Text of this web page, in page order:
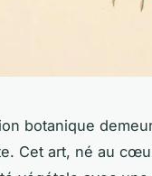
botanique
Cet art, né au